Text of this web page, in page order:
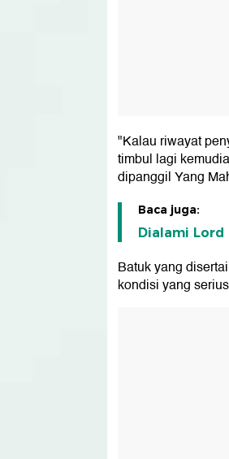
"Kalau riwayat
timbul lagi
dipanggil Yang
Baca juga:
Dialami Lord
Batuk yang
kondisi yang